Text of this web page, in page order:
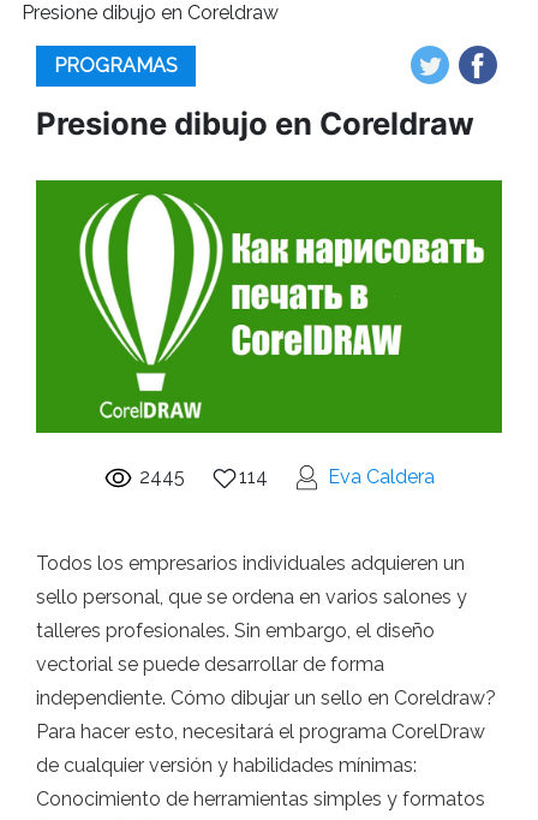
Presione dibujo en Coreldraw
PROGRAMAS
Presione dibujo en Coreldraw
2445 114 Eva Caldera
Todos los empresarios individuales adquieren un
sello personal, que se ordena en varios salones y
talleres profesionales. Sin embargo, el diseño
vectorial se puede desarrollar de forma
independiente. Cómo dibujar un sello en Coreldraw?
Para hacer esto, necesitará el programa CorelDraw
de cualquier versión y habilidades mínimas:
Conocimiento de herramientas simples y formatos